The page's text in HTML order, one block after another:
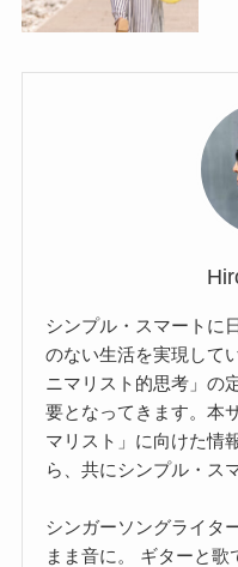
シンプル・スマートに
のない生活を実現して
ニマリスト的思考」の
要となってきます。本
マリスト」に向けた情
ら、共にシンプル・ス
シンガーソングライタ
まま音に。 ギターと歌